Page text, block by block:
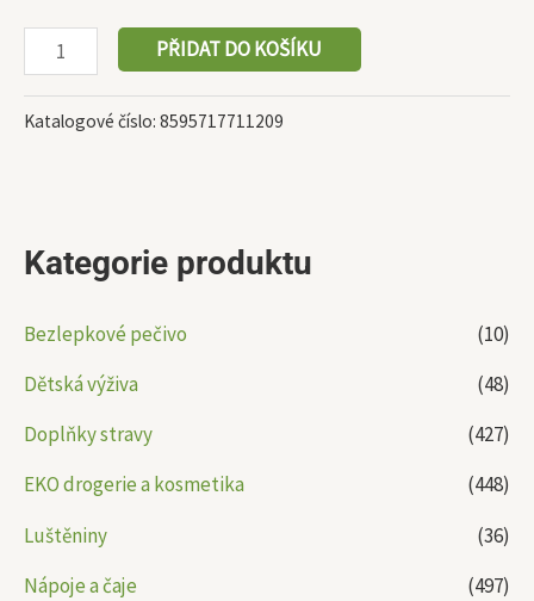
Kategorie produktu
Bezlepkové pečivo
(10)
Dětská výživa
(48)
Doplňky stravy
(427)
EKO drogerie a kosmetika
(448)
Luštěniny
(36)
Nápoje a čaje
(497)
PŘIDAT DO KOŠÍKU
Katalogové číslo: 8595717711209